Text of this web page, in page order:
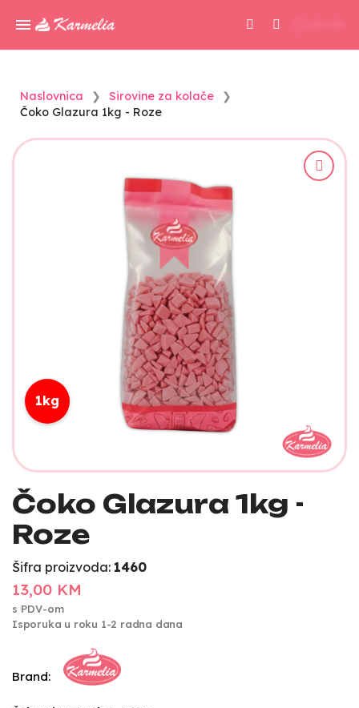
Naslovnica
Sirovine za kolače
Čoko Glazura 1kg - Roze
1kg
Čoko Glazura 1kg -
Roze
Šifra proizvoda: 1460
13,00 KM
s PDV-om
Isporuka u roku 1-2 radna dana
Brand: